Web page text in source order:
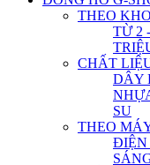
THEO
TỪ 2
CHẤT
DÂY
SU
THEO
ĐIỆN